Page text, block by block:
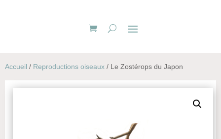
Accueil / Reproductions oiseaux/ Le Zostérops du Japon